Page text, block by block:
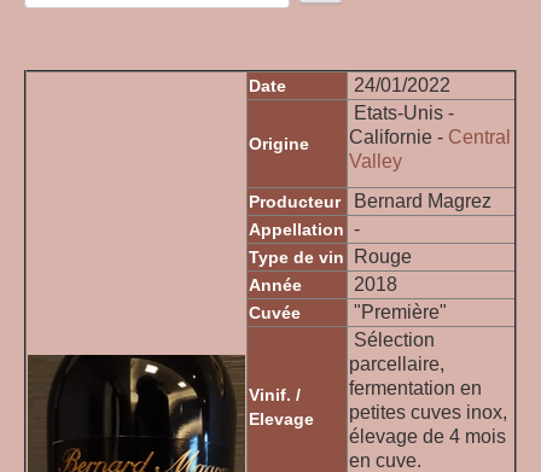
voter
Date 24/01/2022
Origine
Etats-Unis -
Californie - Central
Valley
Producteur Bernard Magrez
Appellation -
Type de vin Rouge
Année 2018
Cuvée "Première"
Vinif. /
Elevage
Sélection
parcellaire,
fermentation en
petites cuves inox,
élevage de 4 mois
en cuve.